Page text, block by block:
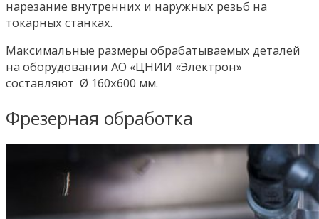
нарезание внутренних и наружных резьб на
токарных станках.
Максимальные размеры обрабатываемых деталей
на оборудовании АО «ЦНИИ «Электрон»
составляют Ø 160х600 мм.
Фрезерная обработка